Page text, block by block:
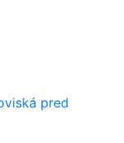
pred